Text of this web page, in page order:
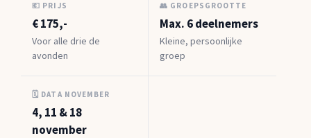
💶 PRIJS
€ 175,-
Voor alle drie de
avonden
👥 GROEPSGROOTTE
Max. 6 deelnemers
Kleine, persoonlijke
groep
🗓 DATA NOVEMBER
4, 11 & 18
november